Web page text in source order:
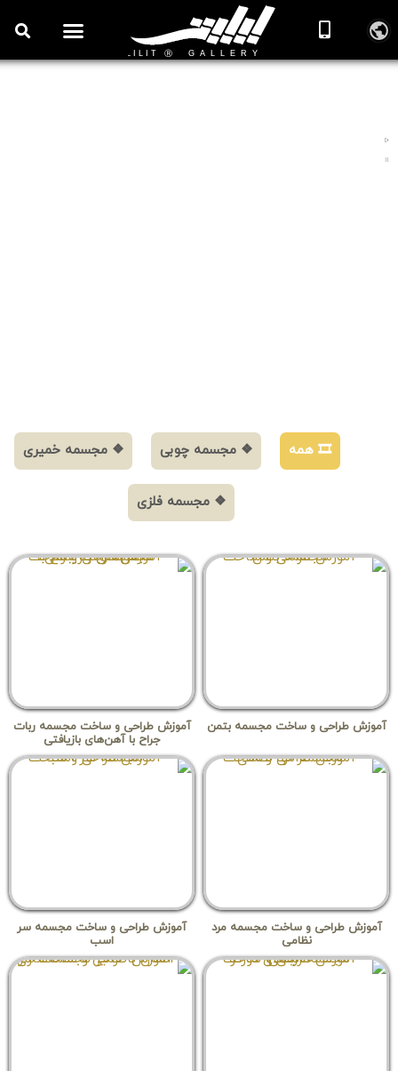
🎞️ همه ❖ مجسمه چوبی ❖ مجسمه خمیری
❖ مجسمه فلزی
آموزش طراحی و ساخت مجسمه بتمن
آموزش طراحی و ساخت مجسمه ربات
جراح با آهن‌های بازیافتی
آموزش طراحی و ساخت مجسمه مرد
نظامی
آموزش طراحی و ساخت مجسمه سر
اسب